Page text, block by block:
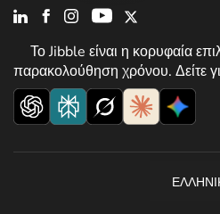
Το Jibble είναι η κορυφαία
παρακολούθηση χρόνου. Δείτε